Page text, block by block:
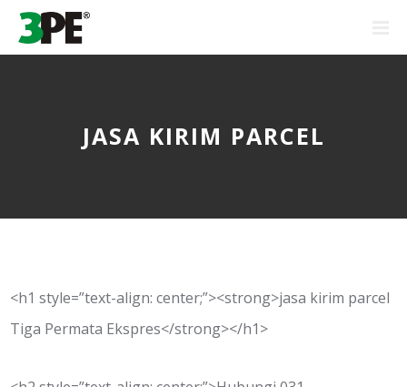
JASA KIRIM PARCEL
<h1 style=”text-align: center;”><strong>jasa kirim parcel
Tiga Permata Ekspres</strong></h1>